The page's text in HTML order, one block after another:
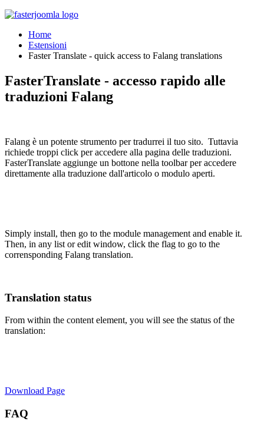
Home
Estensioni
Faster Translate - quick access to Falang translations
FasterTranslate - accesso rapido alle
traduzioni Falang
Falang è un potente strumento per tradurrei il tuo sito. Tuttavia
richiede troppi click per accedere alla pagina delle traduzioni.
FasterTranslate aggiunge un bottone nella toolbar per accedere
direttamente alla traduzione dall'articolo o modulo aperti.
Simply install, then go to the module management and enable it.
Then, in any list or edit window, click the flag to go to the
corrensponding Falang translation.
Translation status
From within the content element, you will see the status of the
translation:
Download Page
FAQ